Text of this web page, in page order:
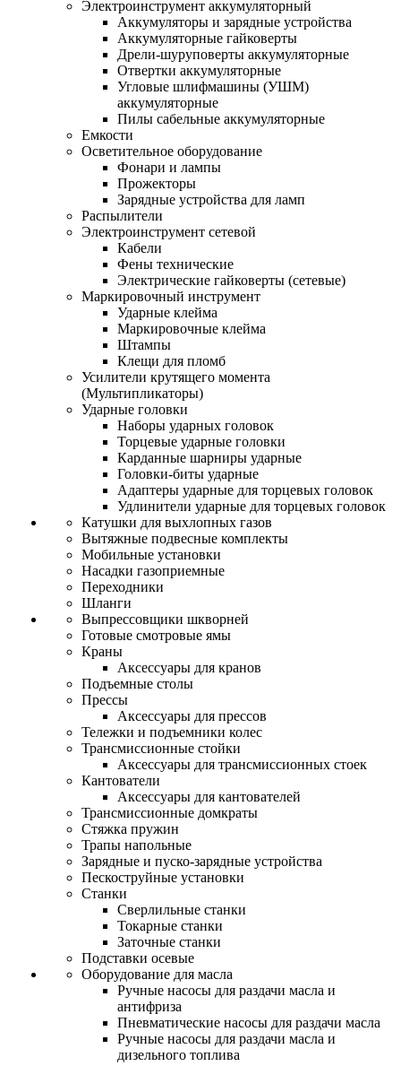
Электроинструмент аккумуляторный
Аккумуляторы и зарядные устройства
Аккумуляторные гайковерты
Дрели-шуруповерты аккумуляторные
Отвертки аккумуляторные
Угловые шлифмашины (УШМ)
аккумуляторные
Пилы сабельные аккумуляторные
Емкости
Осветительное оборудование
Фонари и лампы
Прожекторы
Зарядные устройства для ламп
Распылители
Электроинструмент сетевой
Кабели
Фены технические
Электрические гайковерты (сетевые)
Маркировочный инструмент
Ударные клейма
Маркировочные клейма
Штампы
Клещи для пломб
Усилители крутящего момента
(Мультипликаторы)
Ударные головки
Наборы ударных головок
Торцевые ударные головки
Карданные шарниры ударные
Головки-биты ударные
Адаптеры ударные для торцевых головок
Удлинители ударные для торцевых головок
Катушки для выхлопных газов
Вытяжные подвесные комплекты
Мобильные установки
Насадки газоприемные
Переходники
Шланги
Выпрессовщики шкворней
Готовые смотровые ямы
Краны
Аксессуары для кранов
Подъемные столы
Прессы
Аксессуары для прессов
Тележки и подъемники колес
Трансмиссионные стойки
Аксессуары для трансмиссионных стоек
Кантователи
Аксессуары для кантователей
Трансмиссионные домкраты
Стяжка пружин
Трапы напольные
Зарядные и пуско-зарядные устройства
Пескоструйные установки
Станки
Сверлильные станки
Токарные станки
Заточные станки
Подставки осевые
Оборудование для масла
Ручные насосы для раздачи масла и
антифриза
Пневматические насосы для раздачи масла
Ручные насосы для раздачи масла и
дизельного топлива